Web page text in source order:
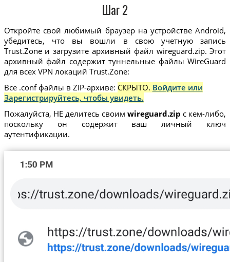
Шаг 2
Откройте свой любимый браузер на устройстве Android,
убедитесь, что вы вошли в свою учетную запись
Trust.Zone и загрузите архивный файл wireguard.zip. Этот
архивный файл содержит туннельные файлы WireGuard
для всех VPN локаций Trust.Zone:
Все .conf файлы в ZIP-архиве: СКРЫТО. Войдите или
Зарегистрируйтесь, чтобы увидеть.
Пожалуйста, НЕ делитесь своимwireguard.zip с кем-либо,
поскольку он содержит ваш личный ключ
аутентификации.